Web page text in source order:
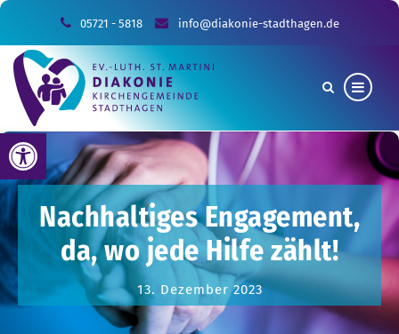
Werkzeugleiste öffnen
05721 - 5818 info@diakonie-stadthagen.de
Nachhaltiges Engagement,
da, wo jede Hilfe zählt!
13. Dezember 2023